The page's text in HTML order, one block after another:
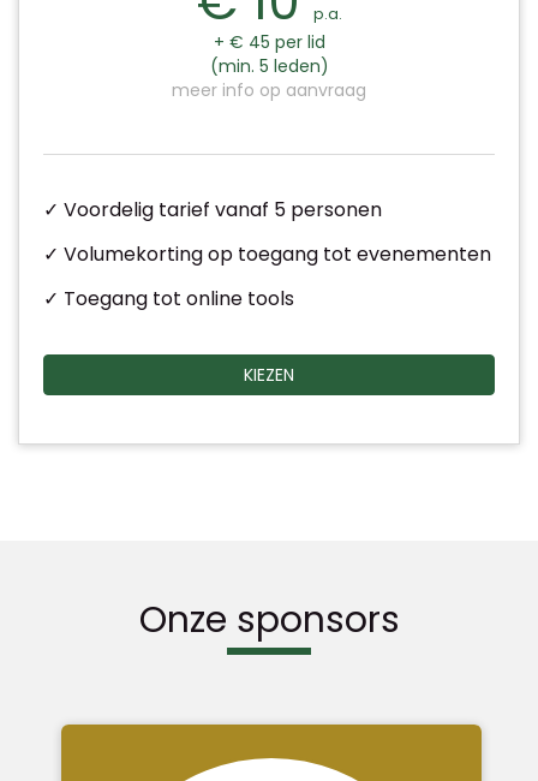
p.a.
+ € 45 per lid
(min. 5 leden)
meer info op aanvraag
✓ Voordelig tarief vanaf 5 personen
✓ Volumekorting op toegang tot evenementen
✓ Toegang tot online tools
KIEZEN
Onze sponsors